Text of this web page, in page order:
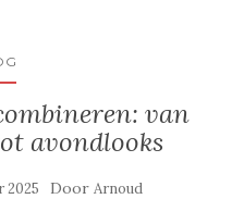
van
avondlooks
2025 Door Arnoud